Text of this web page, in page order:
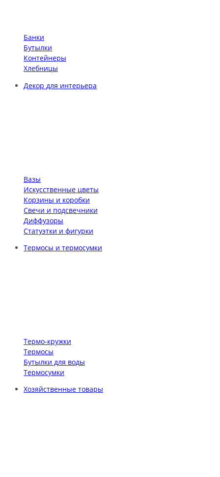
Банки
Бутылки
Контейнеры
Хлебницы
Декор для интерьера
Вазы
Искусственные цветы
Корзины и коробки
Свечи и подсвечники
Диффузоры
Статуэтки и фигурки
Термосы и термосумки
Термо-кружки
Термосы
Бутылки для воды
Термосумки
Хозяйственные товары